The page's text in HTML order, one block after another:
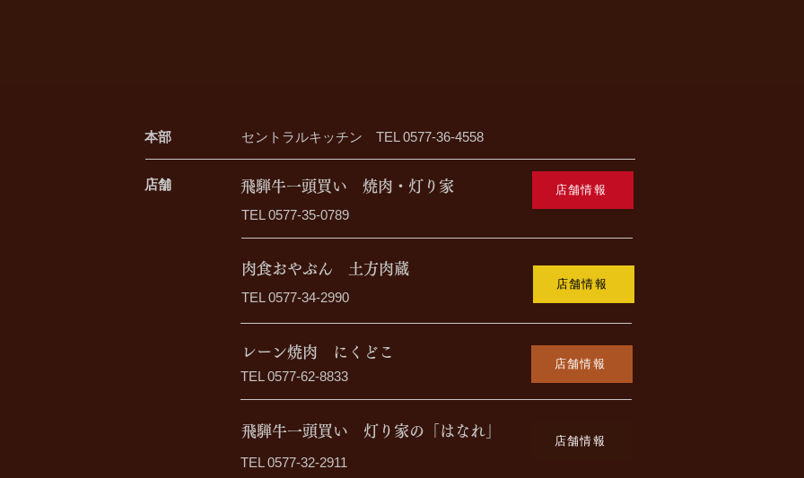
本部 セントラルキッチン TEL 0577-36-4558
店舗
​飛騨牛一頭買い 焼肉・灯り家
TEL 0577-35-0789
店舗情報
​肉食おやぶん 土方肉蔵
TEL 0577-34-2990
店舗情報
​レーン焼肉 にくどこ
TEL 0577-62-8833
店舗情報
飛騨牛一頭買い 灯り家の「はなれ」
TEL 0577-32-2911
店舗情報